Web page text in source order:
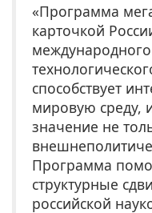
«Программа
карточкой
способствует
мировую среду,
значение не
Программа
структурные
российской